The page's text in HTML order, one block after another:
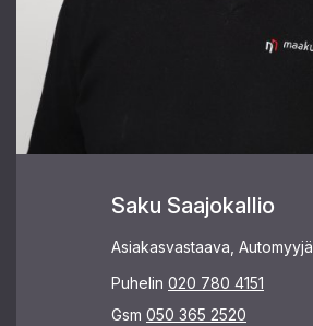
Saku Saajokallio
Asiakasvastaava, Automyyjä
Puhelin 020 780 4151
Gsm 050 365 2520